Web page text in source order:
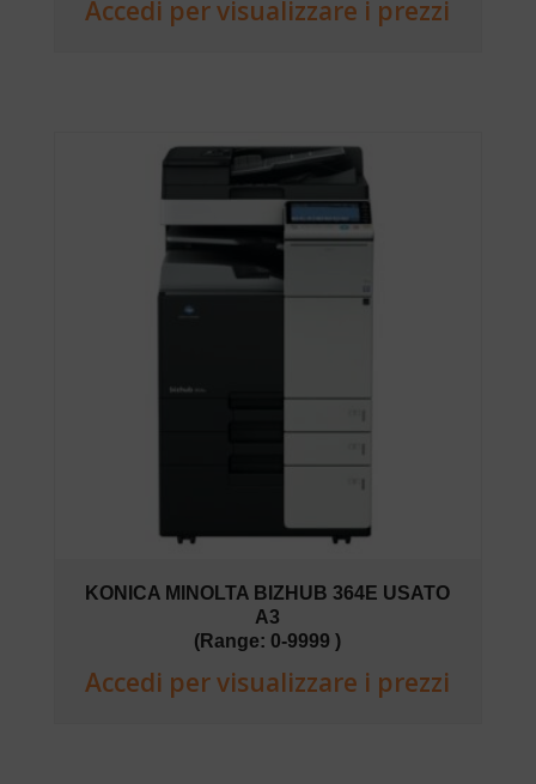
Accedi per visualizzare i prezzi
KONICA MINOLTA BIZHUB 364E USATO
A3
(Range: 0-9999 )
Accedi per visualizzare i prezzi